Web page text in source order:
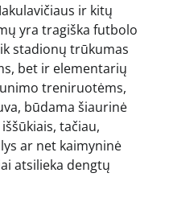
ir kitų
yra tragiška futbolo
stadionų trūkumas
bet ir elementarių
treniruotėms,
būdama šiaurinė
tačiau,
ar net kaimyninė
atsilieka dengtų